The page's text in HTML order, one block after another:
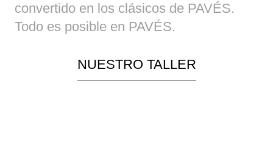
convertido en los clásicos de PAVÉS.
Todo es posible en PAVÉS.
NUESTRO TALLER